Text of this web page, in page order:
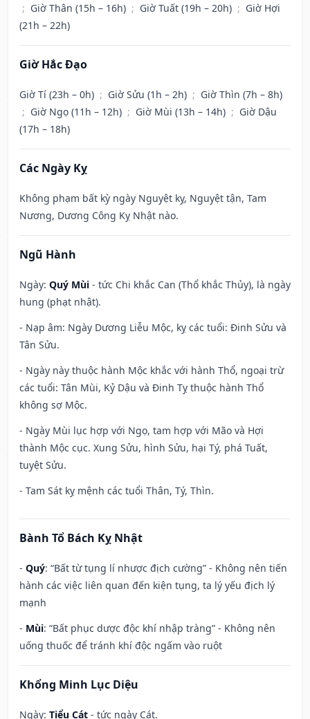
; Giờ Thân (15h – 16h) ; Giờ Tuất (19h – 20h) ; Giờ Hợi
(21h – 22h)
Giờ Hắc Đạo
Giờ Tí (23h – 0h) ; Giờ Sửu (1h – 2h) ; Giờ Thìn (7h – 8h)
; Giờ Ngọ (11h – 12h) ; Giờ Mùi (13h – 14h) ; Giờ Dậu
(17h – 18h)
Các Ngày Kỵ
Không phạm bất kỳ ngày Nguyệt kỵ, Nguyệt tận, Tam
Nương, Dương Công Kỵ Nhật nào.
Ngũ Hành
Ngày: Quý Mùi - tức Chi khắc Can (Thổ khắc Thủy), là ngày
hung (phạt nhật).
- Nạp âm: Ngày Dương Liễu Mộc, kỵ các tuổi: Đinh Sửu và
Tân Sửu.
- Ngày này thuộc hành Mộc khắc với hành Thổ, ngoại trừ
các tuổi: Tân Mùi, Kỷ Dậu và Đinh Tỵ thuộc hành Thổ
không sợ Mộc.
- Ngày Mùi lục hợp với Ngọ, tam hợp với Mão và Hợi
thành Mộc cục. Xung Sửu, hình Sửu, hại Tý, phá Tuất,
tuyệt Sửu.
- Tam Sát kỵ mệnh các tuổi Thân, Tý, Thìn.
Bành Tổ Bách Kỵ Nhật
- Quý: “Bất từ tụng lí nhược địch cường” - Không nên tiến
hành các việc liên quan đến kiện tụng, ta lý yếu địch lý
mạnh
- Mùi: “Bất phục dược độc khí nhập tràng” - Không nên
uống thuốc để tránh khí độc ngấm vào ruột
Khổng Minh Lục Diệu
Ngày: Tiểu Cát - tức ngày Cát.